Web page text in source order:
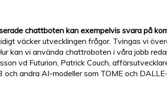
chattboten kan exempelvis svara på
väcker utvecklingen frågor. Tvingas vi
kan vi använda chattroboten i våra jobb
vd Futurion, Patrick Couch,
andra AI-modeller som TOME och